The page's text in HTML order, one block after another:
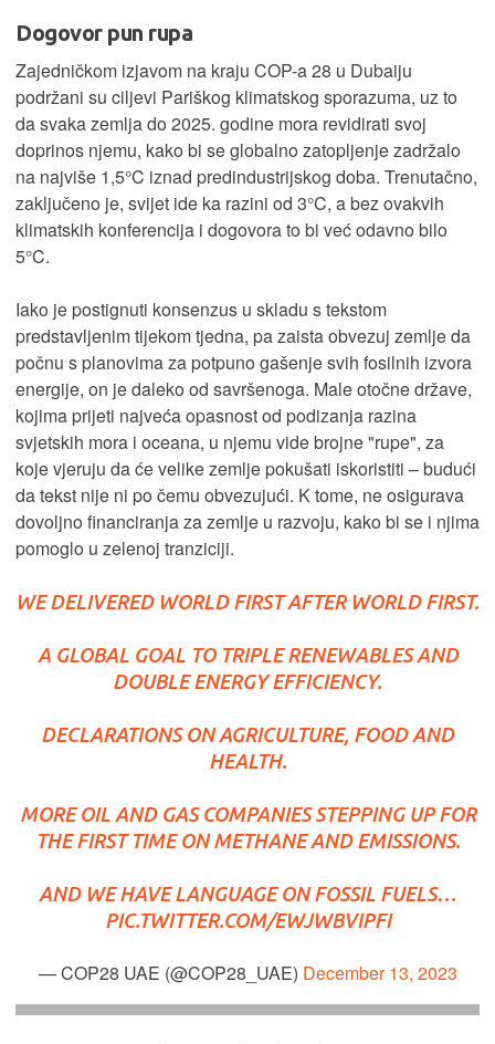
Dogovor pun rupa
Zajedničkom izjavom na kraju COP-a 28 u Dubaiju
podržani su ciljevi Pariškog klimatskog sporazuma, uz to
da svaka zemlja do 2025. godine mora revidirati svoj
doprinos njemu, kako bi se globalno zatopljenje zadržalo
na najviše 1,5°C iznad predindustrijskog doba. Trenutačno,
zaključeno je, svijet ide ka razini od 3°C, a bez ovakvih
klimatskih konferencija i dogovora to bi već odavno bilo
5°C.
Iako je postignuti konsenzus u skladu s tekstom
predstavljenim tijekom tjedna, pa zaista obvezuj zemlje da
počnu s planovima za potpuno gašenje svih fosilnih izvora
energije, on je daleko od savršenoga. Male otočne države,
kojima prijeti najveća opasnost od podizanja razina
svjetskih mora i oceana, u njemu vide brojne "rupe", za
koje vjeruju da će velike zemlje pokušati iskoristiti – budući
da tekst nije ni po čemu obvezujući. K tome, ne osigurava
dovoljno financiranja za zemlje u razvoju, kako bi se i njima
pomoglo u zelenoj tranziciji.
WE DELIVERED WORLD FIRST AFTER WORLD FIRST.
A GLOBAL GOAL TO TRIPLE RENEWABLES AND
DOUBLE ENERGY EFFICIENCY.
DECLARATIONS ON AGRICULTURE, FOOD AND
HEALTH.
MORE OIL AND GAS COMPANIES STEPPING UP FOR
THE FIRST TIME ON METHANE AND EMISSIONS.
AND WE HAVE LANGUAGE ON FOSSIL FUELS…
PIC.TWITTER.COM/EWJWBVIPFI
— COP28 UAE (@COP28_UAE) December 13, 2023